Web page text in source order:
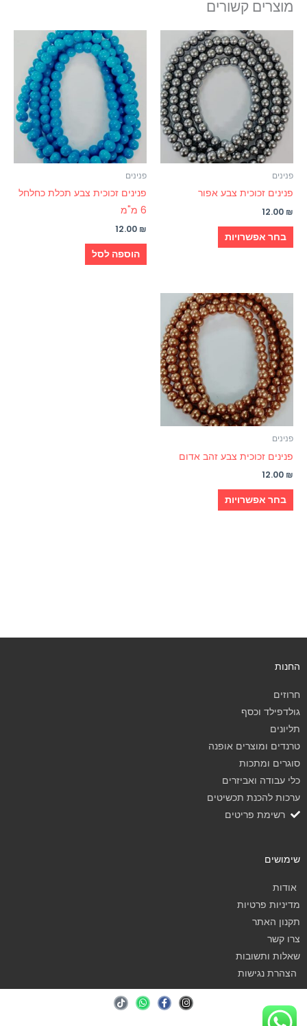
מוצרים קשורים
פנינים
פנינים זכוכית צבע אפור
12.00 ₪
בחר אפשרויות
למוצר
זה
יש
מספר
סוגים.
ניתן
לבחור
את
בעמוד
פנינים
פנינים זכוכית צבע תכלת כחלחל
6 מ"מ
12.00 ₪
הוספה לסל
פנינים
פנינים זכוכית צבע זהב אדום
12.00 ₪
בחר אפשרויות
למוצר
זה
מספר
סוגים.
ניתן
לבחור
את
בעמוד
החנות
חרוזים
גולדפילד וכסף
תליונים
טרנדים ומוצרים אופנה
סוגרים ומתכות
כלי עבודה ואביזרים
ערכות להכנת תכשיטים
רשימת פריטים
שימושים
אודות
מדיניות פרטיות
תקנון האתר
צרו קשר
שאלות ותשובות
הצהרת נגישות
I
n
F
a
W
h
T
i